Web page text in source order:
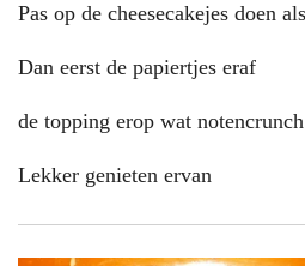
Pas op de cheesecakejes doen
Dan eerst de papiertjes eraf
de topping erop wat
Lekker genieten ervan